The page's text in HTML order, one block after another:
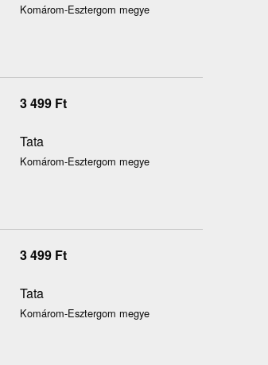
Komárom-Esztergom megye
3 499 Ft
Tata
Komárom-Esztergom megye
3 499 Ft
Tata
Komárom-Esztergom megye